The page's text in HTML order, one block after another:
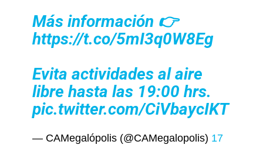
Más información 👉
https://t.co/5mI3q0W8Eg
Evita actividades al aire
libre hasta las 19:00 hrs.
pic.twitter.com/CiVbaycIKT
— CAMegalópolis (@CAMegalopolis) 17